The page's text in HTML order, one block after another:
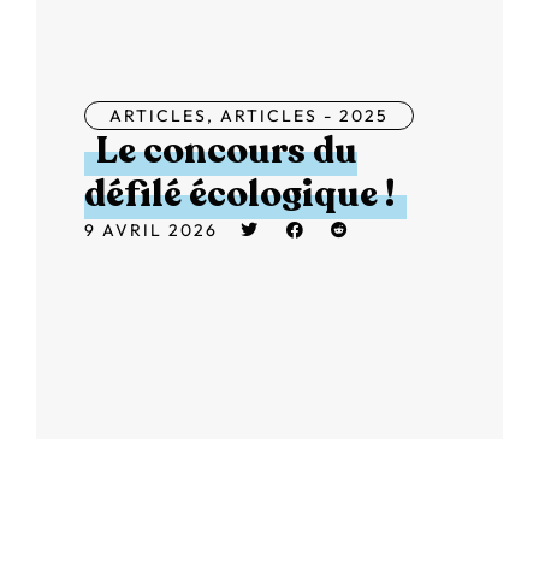
ARTICLES, ARTICLES - 2025
Le concours du
défilé écologique !
9 AVRIL 2026